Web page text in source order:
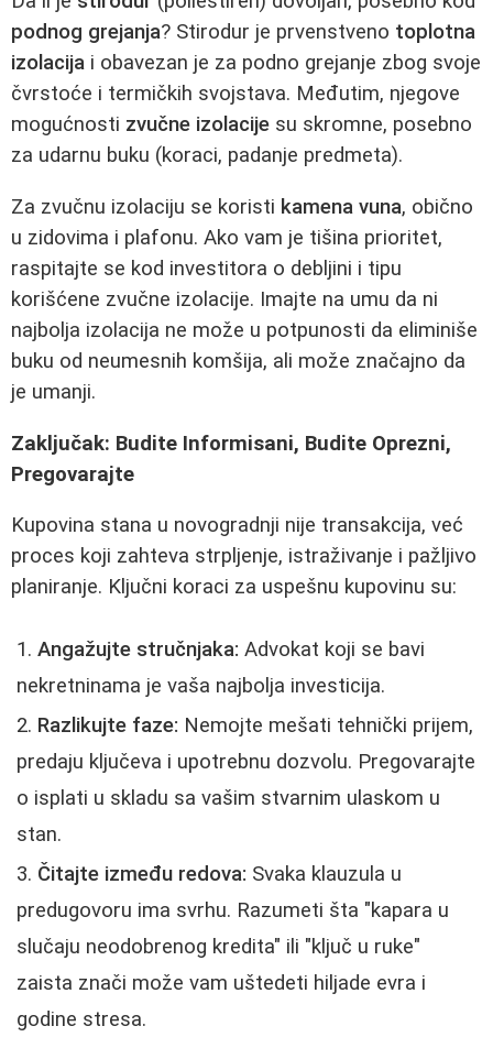
podnog grejanja? Stirodur je prvenstveno toplotna
izolacija i obavezan je za podno grejanje zbog svoje
čvrstoće i termičkih svojstava. Međutim, njegove
mogućnosti zvučne izolacije su skromne, posebno
za udarnu buku (koraci, padanje predmeta).
Za zvučnu izolaciju se koristi kamena vuna, obično
u zidovima i plafonu. Ako vam je tišina prioritet,
raspitajte se kod investitora o debljini i tipu
korišćene zvučne izolacije. Imajte na umu da ni
najbolja izolacija ne može u potpunosti da eliminiše
buku od neumesnih komšija, ali može značajno da
je umanji.
Zaključak: Budite Informisani, Budite Oprezni,
Pregovarajte
Kupovina stana u novogradnji nije transakcija, već
proces koji zahteva strpljenje, istraživanje i pažljivo
planiranje. Ključni koraci za uspešnu kupovinu su:
Angažujte stručnjaka: Advokat koji se bavi
nekretninama je vaša najbolja investicija.
Razlikujte faze: Nemojte mešati tehnički prijem,
predaju ključeva i upotrebnu dozvolu. Pregovarajte
o isplati u skladu sa vašim stvarnim ulaskom u
stan.
Čitajte između redova: Svaka klauzula u
predugovoru ima svrhu. Razumeti šta "kapara u
slučaju neodobrenog kredita" ili "ključ u ruke"
zaista znači može vam uštedeti hiljade evra i
godine stresa.